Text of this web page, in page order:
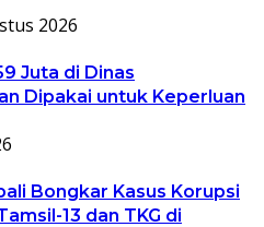
2026
Juta di Dinas
Dipakai untuk Keperluan
Bongkar Kasus Korupsi
13 dan TKG di